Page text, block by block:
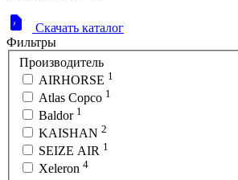
Скачать каталог
Фильтры
Производитель
AIRHORSE 1
Atlas Copco 1
Baldor 1
KAISHAN 2
SEIZE AIR 1
Xeleron 4